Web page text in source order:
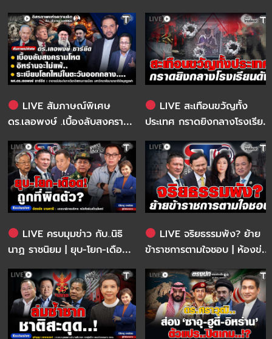
World-Class Aviation Hub |
ห้องข่าวไทยโพสต์สุดสัปดาห์
LIVE สัมภาษณ์พิเศษ
ดร.เลอพงษ์ .เบื้องลับสงคราม
โหด .อิหร่านจะไม่แพ้.. .ระเบียบ
โลกใหม่ในตะวันออกกลาง…. |
อิสรภาพแห่งความคิด
กับ..สำราญ รอดเพชร
LIVE สะเทือนขวัญทั้ง
ประเทศ กราดยิงกลางโรงเรียน
ดัง | ห้องข่าวไทยโพสต์
LIVE ครบมุมข่าว กับ..นิธิ
นาฏ ราชนิยม | ยุบ-โยก-เดือด!
ถูกที่ผิดตัว?
LIVE จริยธรรมพัง? ย้าย
ข้าราชการตามใจชอบ | ห้องข่าว
ไทยโพสต์